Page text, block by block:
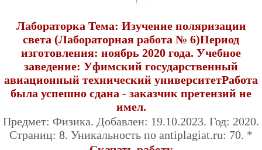
Лабораторка Тема: Изучение поляризации
света (Лабораторная работа № 6)Период
изготовления: ноябрь 2020 года. Учебное
заведение: Уфимский государственный
авиационный технический университетРабота
была успешно сдана - заказчик претензий не
имел.
Предмет: Физика. Добавлен: 19.10.2023. Год: 2020.
Страниц: 8. Уникальность по antiplagiat.ru: 70. *